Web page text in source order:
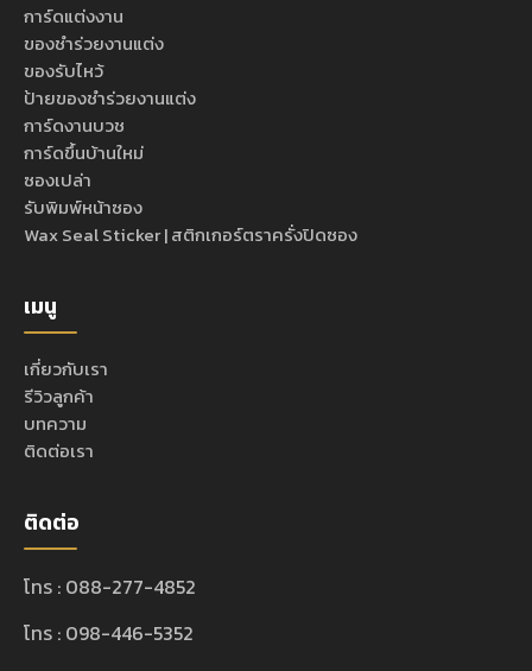
การ์ดแต่งงาน
ของชำร่วยงานแต่ง
ของรับไหว้
ป้ายของชำร่วยงานแต่ง
การ์ดงานบวช
การ์ดขึ้นบ้านใหม่
ซองเปล่า
รับพิมพ์หน้าซอง
Wax Seal Sticker | สติกเกอร์ตราครั่งปิดซอง
เมนู
เกี่ยวกับเรา
รีวิวลูกค้า
บทความ
ติดต่อเรา
ติดต่อ
โทร : 088-277-4852
โทร : 098-446-5352